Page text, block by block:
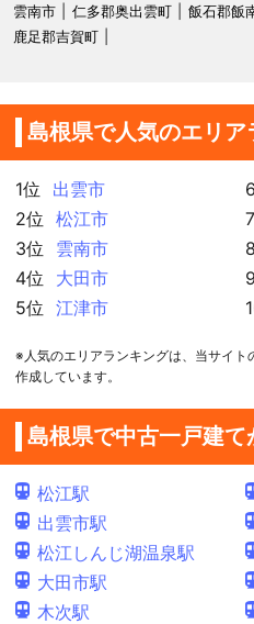
雲南市
仁多郡奥出雲町 飯石郡飯
鹿足郡吉賀町
島根県で人気のエリア
1位
出雲市
2位
松江市
3位
雲南市
4位
大田市
5位
江津市
※人気のエリアランキングは、当サイト
作成しています。
島根県で中古一戸建て
松江駅
出雲市駅
松江しんじ湖温泉駅
大田市駅
木次駅